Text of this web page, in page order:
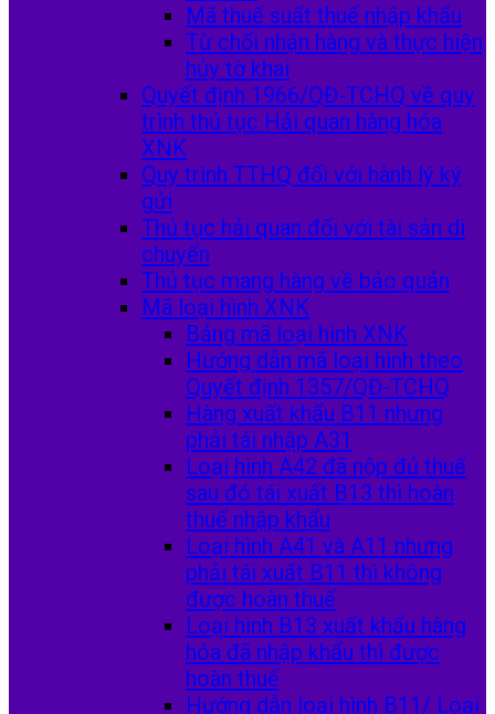
Mã thuế suất thuế nhập khẩu
Từ chối nhận hàng và thực hiện
hủy tờ khai
Quyết định 1966/QĐ-TCHQ về quy
trình thủ tục Hải quan hàng hóa
XNK
Quy trình TTHQ đối với hành lý ký
gửi
Thủ tục hải quan đối với tài sản di
chuyển
Thủ tục mang hàng về bảo quản
Mã loại hình XNK
Bảng mã loại hình XNK
Hướng dẫn mã loại hình theo
Quyết định 1357/QĐ-TCHQ
Hàng xuất khẩu B11 nhưng
phải tái nhập A31
Loại hình A42 đã nộp đủ thuế
sau đó tái xuất B13 thì hoàn
thuế nhập khẩu
Loại hình A41 và A11 nhưng
phải tái xuất B11 thì không
được hoàn thuế
Loại hình B13 xuất khẩu hàng
hóa đã nhập khẩu thì được
hoàn thuế
Hướng dẫn loại hình B11/ Loại